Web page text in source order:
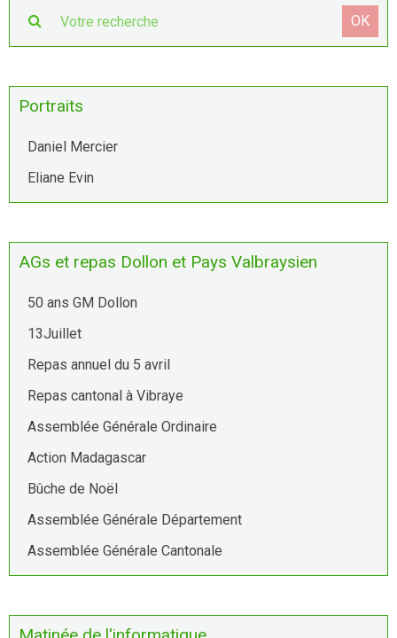
OK
Portraits
Daniel Mercier
Eliane Evin
AGs et repas Dollon et Pays Valbraysien
50 ans GM Dollon
13Juillet
Repas annuel du 5 avril
Repas cantonal à Vibraye
Assemblée Générale Ordinaire
Action Madagascar
Bûche de Noël
Assemblée Générale Département
Assemblée Générale Cantonale